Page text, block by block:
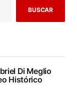
BUSCAR
Di Meglio
Histórico